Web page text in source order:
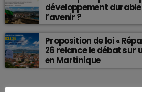
développement
l’avenir ?
Proposition de loi «
26 relance le débat sur
en Martinique